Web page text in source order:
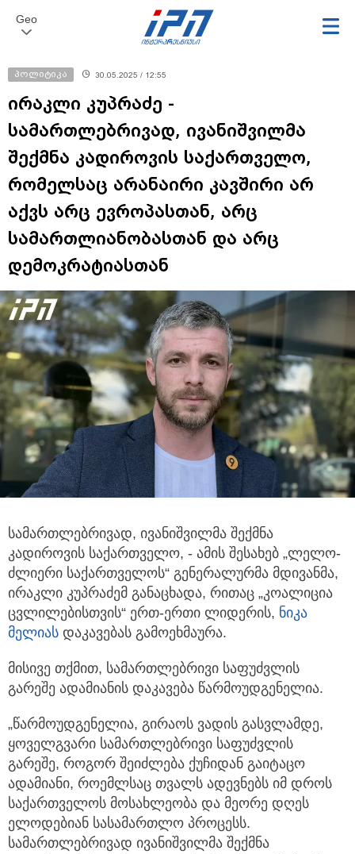
Geo
პოლიტიკა 30.05.2025 / 12:55
ირაკლი კუპრაძე -
სამართლებრივად, ივანიშვილმა
შექმნა კადიროვის საქართველო,
რომელსაც არანაირი კავშირი არ
აქვს არც ევროპასთან, არც
სამართლიანობასთან და არც
დემოკრატიასთან
სამართლებრივად, ივანიშვილმა შექმნა
კადიროვის საქართველო, - ამის შესახებ „ლელო-
ძლიერი საქართველოს“ გენერალურმა მდივანმა,
ირაკლი კუპრაძემ განაცხადა, რითაც „კოალიცია
ცვლილებისთვის“ ერთ-ერთი ლიდერის, ნიკა
მელიას დაკავებას გამოეხმაურა.
მისივე თქმით, სამართლებრივი საფუძვლის
გარეშე ადამიანის დაკავება წარმოუდგენელია.
„წარმოუდგენელია, გირაოს ვადის გასვლამდე,
ყოველგვარი სამართლებრივი საფუძვლის
გარეშე, როგორ შეიძლება ქუჩიდან გაიტაცო
ადამიანი, როემლსაც თვალს ადევნებს იმ დროს
საქართველოს მოსახლეობა და მეორე დღეს
ელოდებიან სასამართლო პროცესს.
სამართლებრივად ივანიშვილმა შექმნა